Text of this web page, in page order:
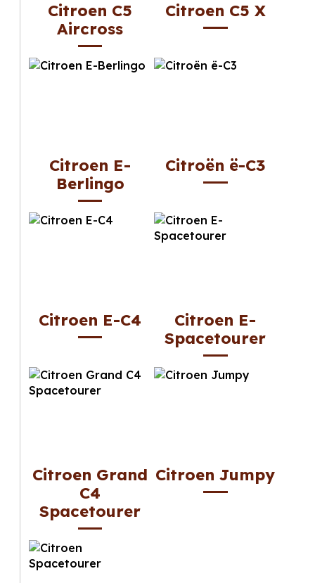
Citroen C5
Aircross
Citroen C5 X
Citroen E-
Berlingo
Citroën ë-C3
Citroen E-C4
Citroen E-
Spacetourer
Citroen Grand
C4
Spacetourer
Citroen Jumpy